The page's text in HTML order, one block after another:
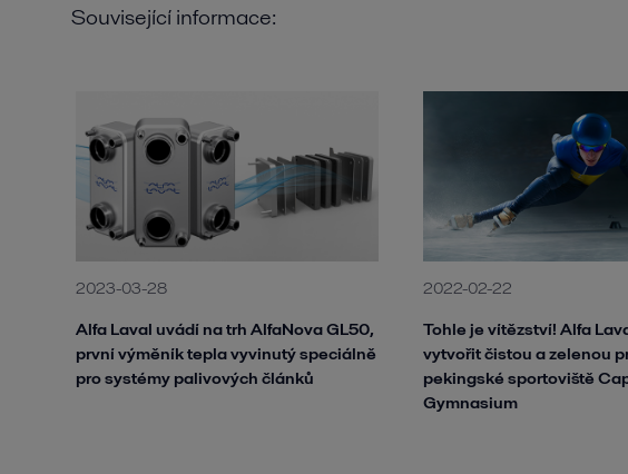
Související informace:
2023-03-28
Alfa Laval uvádí na trh AlfaNova GL50,
první výměník tepla vyvinutý speciálně
pro systémy palivových článků
2022-02-22
Tohle je vítězství! Alfa
vytvořit čistou a zelenou
pekingské sportoviště
Gymnasium